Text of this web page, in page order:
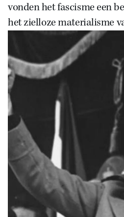
vonden het fascisme een
het zielloze materialisme